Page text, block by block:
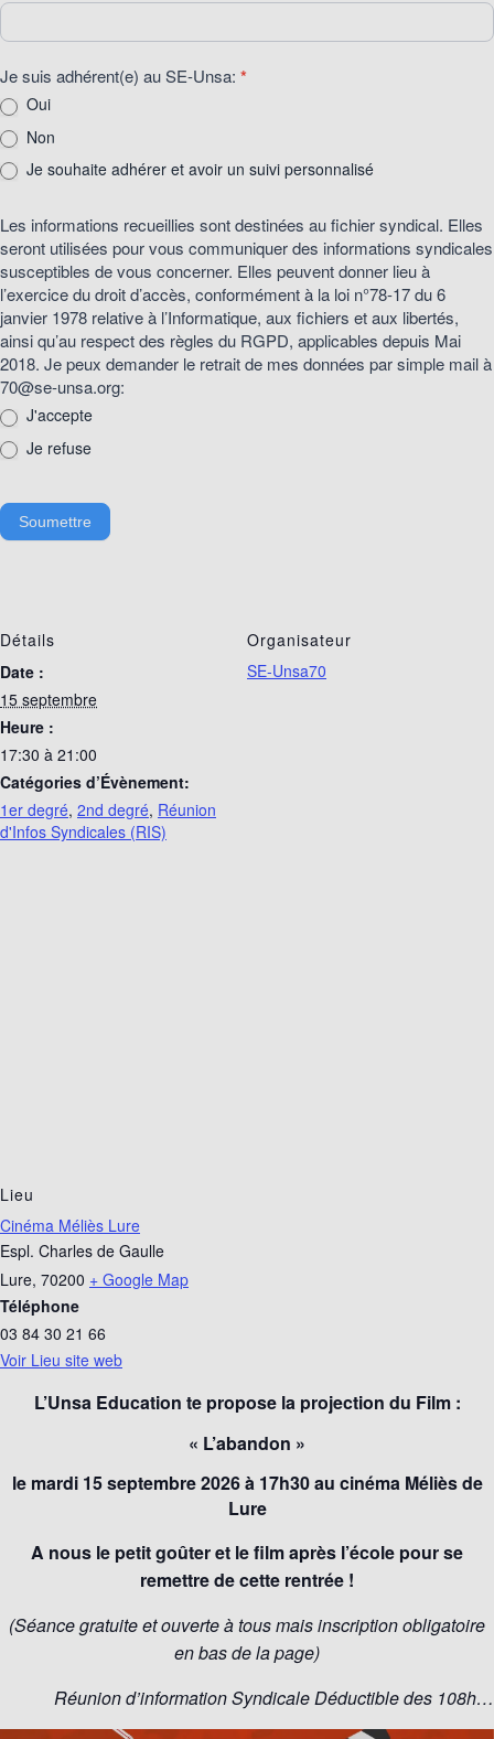
Je suis adhérent(e) au SE-Unsa: *
Oui
Non
Je souhaite adhérer et avoir un suivi personnalisé
Les informations recueillies sont destinées au fichier syndical. Elles
seront utilisées pour vous communiquer des informations syndicales
susceptibles de vous concerner. Elles peuvent donner lieu à
l’exercice du droit d’accès, conformément à la loi n°78-17 du 6
janvier 1978 relative à l’Informatique, aux fichiers et aux libertés,
ainsi qu’au respect des règles du RGPD, applicables depuis Mai
2018. Je peux demander le retrait de mes données par simple mail à
70@se-unsa.org:
J'accepte
Je refuse
Soumettre
Détails
Date :
15 septembre
Heure :
17:30 à 21:00
Catégories d’Évènement:
1er degré, 2nd degré, Réunion
d'Infos Syndicales (RIS)
Organisateur
SE-Unsa70
Lieu
Cinéma Méliès Lure
Espl. Charles de Gaulle
Lure, 70200 + Google Map
Téléphone
03 84 30 21 66
Voir Lieu site web
L’Unsa Education te propose la projection du Film :
« L’abandon »
le mardi 15 septembre 2026 à 17h30 au cinéma Méliès de
Lure
A nous le petit goûter et le film après l’école pour se
remettre de cette rentrée !
(Séance gratuite et ouverte à tous mais inscription obligatoire
en bas de la page)
Réunion d’information Syndicale Déductible des 108h…